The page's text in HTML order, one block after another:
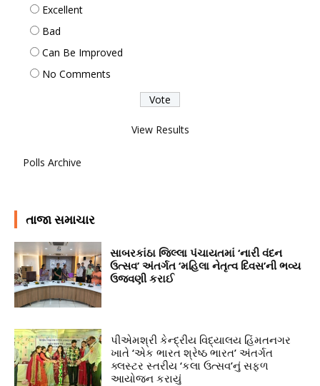
Excellent
Bad
Can Be Improved
No Comments
View Results
Polls Archive
તાજા સમાચાર
સાબરકાંઠા જિલ્લા પંચાયતમાં ‘નારી વંદન
ઉત્સવ’ અંતર્ગત ‘મહિલા નેતૃત્વ દિવસ’ની ભવ્ય
ઉજવણી કરાઈ
પીએમશ્રી કેન્દ્રીય વિદ્યાલય હિંમતનગર
ખાતે ‘એક ભારત શ્રેષ્ઠ ભારત’ અંતર્ગત
ક્લસ્ટર સ્તરીય ‘કલા ઉત્સવ’નું સફળ
આયોજન કરાયું